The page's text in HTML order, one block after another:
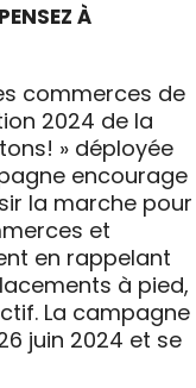
À
commerces de
2024 de la
» déployée
encourage
la marche pour
et
en rappelant
à pied,
La campagne
juin 2024 et se